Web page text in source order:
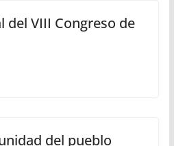
del VIII Congreso de
del pueblo